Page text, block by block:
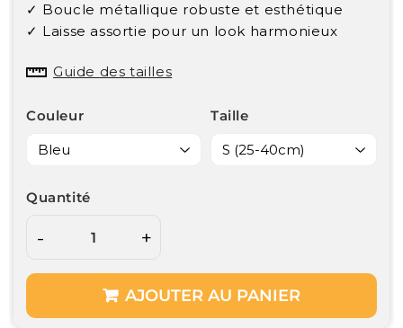
✓ Boucle métallique robuste et esthétique
✓ Laisse assortie pour un look harmonieux
Guide des tailles
Couleur Taille
Quantité
- +
AJOUTER AU PANIER